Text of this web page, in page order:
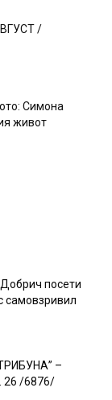
/
Симона
живот
посети
самовзривил
–
26 /6876/